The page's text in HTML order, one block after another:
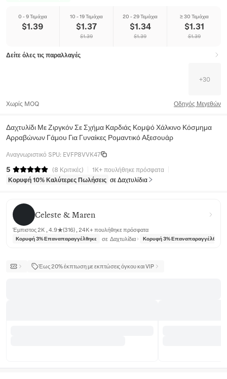
0 - 9 Τεμάχια
$1.39
10 - 19 Τεμάχια
$1.37
$1.39
20 - 29 Τεμάχια
$1.34
$1.39
≥ 30 Τεμάχια
$1.31
$1.39
Δείτε όλες τις παραλλαγές
+30
Χωρίς MOQ Οδηγός Μεγεθών
Δαχτυλίδι Με Ζιργκόν Σε Σχήμα Καρδιάς Κομψό Χάλκινο Κόσμημα
Αρραβώνων Γάμου Για Γυναίκες Ρομαντικό Αξεσουάρ
Αναγνωριστικό SPU: EVFP8VVK47
5 (8 Κριτικές)
1K+ πουλήθηκε πρόσφατα
Κορυφή 10% Καλύτερες Πωλήσεις σε Δαχτυλίδια
Celeste & Maren
Celeste & Maren
Έμπιστος 2K , 4.9★(316) , 24K+ πουλήθηκε πρόσφατα
Κορυφή 3% Επαναπαραγγέλθηκε σε Δαχτυλίδια Κορυφή 3% Επαναπαραγγέλθηκε
Έως 20% έκπτωση με εκπτώσεις όγκου και VIP